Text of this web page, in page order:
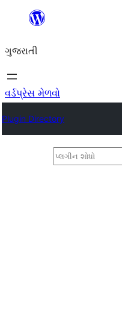
કંટેન્ટ(લખાણ)
જાઓ
ગુજરાતી
વર્ડપ્રેસ મેળવો
Plugin Directory
પ્લગીન